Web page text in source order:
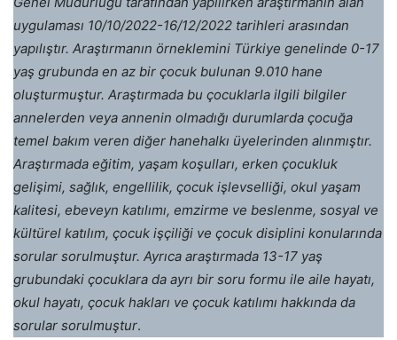
uygulaması 10/10/2022-16/12/2022 tarihleri arasından
yapılıştır. Araştırmanın örneklemini Türkiye genelinde 0-17
yaş grubunda en az bir çocuk bulunan 9.010 hane
oluşturmuştur. Araştırmada bu çocuklarla ilgili bilgiler
annelerden veya annenin olmadığı durumlarda çocuğa
temel bakım veren diğer hanehalkı üyelerinden alınmıştır.
Araştırmada eğitim, yaşam koşulları, erken çocukluk
gelişimi, sağlık, engellilik, çocuk işlevselliği, okul yaşam
kalitesi, ebeveyn katılımı, emzirme ve beslenme, sosyal ve
kültürel katılım, çocuk işçiliği ve çocuk disiplini konularında
sorular sorulmuştur. Ayrıca araştırmada 13-17 yaş
grubundaki çocuklara da ayrı bir soru formu ile aile hayatı,
okul hayatı, çocuk hakları ve çocuk katılımı hakkında da
sorular sorulmuştur.